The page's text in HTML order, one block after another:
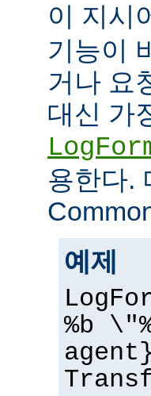
이 지시
기능이
거나 요
대신 가
용한다.
예제
%b